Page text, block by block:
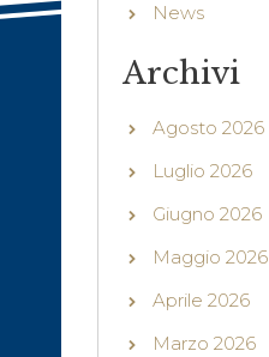
News
Archivi
Agosto 2026
Luglio 2026
Giugno 2026
Maggio 2026
Aprile 2026
Marzo 2026